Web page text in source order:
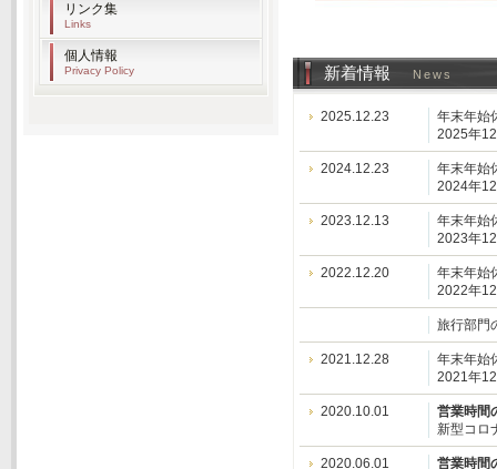
新着情報 News
2025.12.23
年末年始
2025年
2024.12.23
年末年始
2024年
2023.12.13
年末年始
2023年
2022.12.20
年末年始
2022年
旅行部門
2021.12.28
年末年始
2021年
2020.10.01
営業時間
新型コロ
2020.06.01
営業時間
リンク集
Links
個人情報
Privacy Policy